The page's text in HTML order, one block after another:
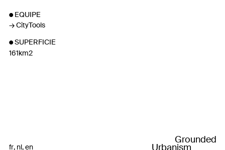
EQUIPE
CityTools
SUPERFICIE
161km2
fr nl en
Grounded
Urbanism